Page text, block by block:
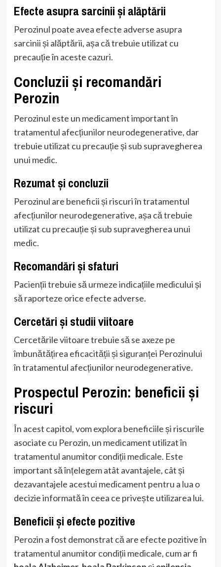
Efecte asupra sarcinii și alăptării
Perozinul poate avea efecte adverse asupra
sarcinii și alăptării, așa că trebuie utilizat cu
precauție în aceste cazuri.
Concluzii și recomandări
Perozin
Perozinul este un medicament important în
tratamentul afecțiunilor neurodegenerative, dar
trebuie utilizat cu precauție și sub supravegherea
unui medic.
Rezumat și concluzii
Perozinul are beneficii și riscuri în tratamentul
afecțiunilor neurodegenerative, așa că trebuie
utilizat cu precauție și sub supravegherea unui
medic.
Recomandări și sfaturi
Pacienții trebuie să urmeze indicațiile medicului și
să raporteze orice efecte adverse.
Cercetări și studii viitoare
Cercetările viitoare trebuie să se axeze pe
îmbunătățirea eficacității și siguranței Perozinului
în tratamentul afecțiunilor neurodegenerative.
Prospectul Perozin: beneficii și
riscuri
În acest capitol, vom explora beneficiile și riscurile
asociate cu Perozin, un medicament utilizat în
tratamentul anumitor condiții medicale. Este
important să înțelegem atât avantajele, cât și
dezavantajele acestui medicament pentru a lua o
decizie informată în ceea ce privește utilizarea lui.
Beneficii și efecte pozitive
Perozin a fost demonstrat că are efecte pozitive în
tratamentul anumitor condiții medicale, cum ar fi